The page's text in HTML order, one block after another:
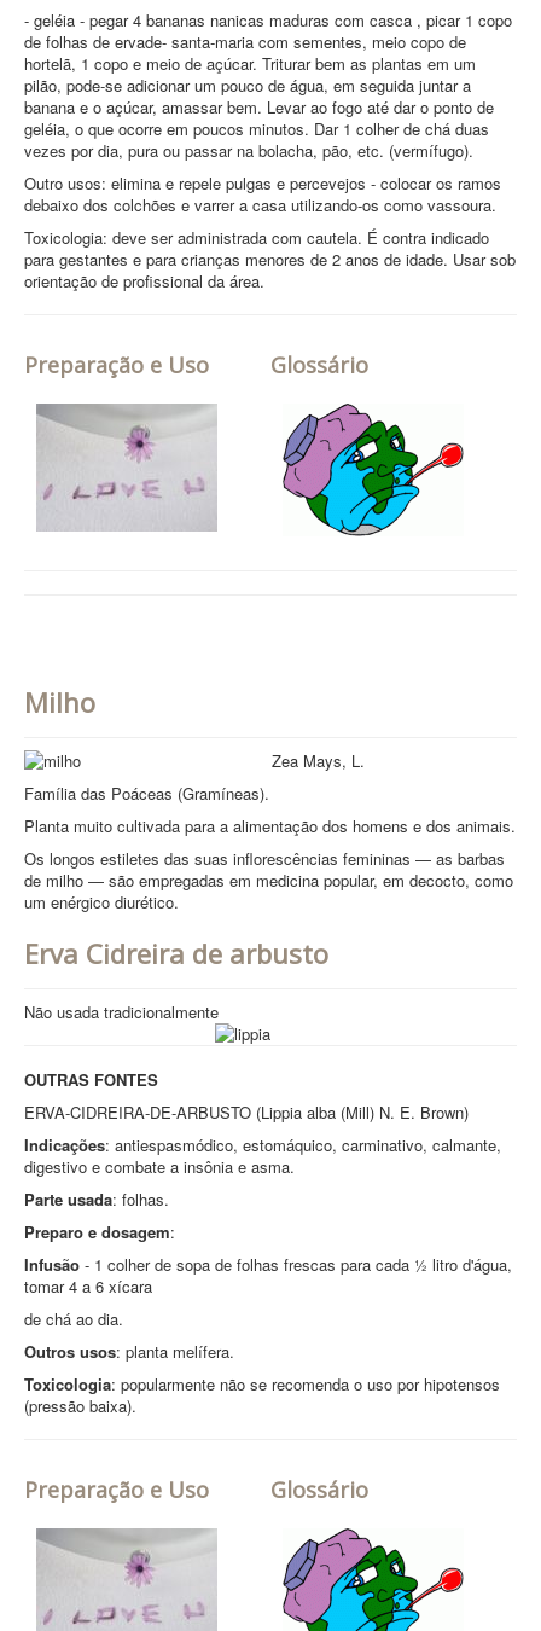
- geléia - pegar 4 bananas nanicas maduras com casca , picar 1 copo
de folhas de ervade- santa-maria com sementes, meio copo de
hortelã, 1 copo e meio de açúcar. Triturar bem as plantas em um
pilão, pode-se adicionar um pouco de água, em seguida juntar a
banana e o açúcar, amassar bem. Levar ao fogo até dar o ponto de
geléia, o que ocorre em poucos minutos. Dar 1 colher de chá duas
vezes por dia, pura ou passar na bolacha, pão, etc. (vermífugo).
Outro usos: elimina e repele pulgas e percevejos - colocar os ramos
debaixo dos colchões e varrer a casa utilizando-os como vassoura.
Toxicologia: deve ser administrada com cautela. É contra indicado
para gestantes e para crianças menores de 2 anos de idade. Usar sob
orientação de profissional da área.
Preparação e Uso Glossário
Milho
Zea Mays, L.
Família das Poáceas (Gramíneas).
Planta muito cultivada para a alimentação dos homens e dos animais.
Os longos estiletes das suas inflorescências femininas — as barbas
de milho — são empregadas em medicina popular, em decocto, como
um enérgico diurético.
Erva Cidreira de arbusto
Não usada tradicionalmente
OUTRAS FONTES
ERVA-CIDREIRA-DE-ARBUSTO (Lippia alba (Mill) N. E. Brown)
Indicações: antiespasmódico, estomáquico, carminativo, calmante,
digestivo e combate a insônia e asma.
Parte usada: folhas.
Preparo e dosagem:
Infusão - 1 colher de sopa de folhas frescas para cada ½ litro d'água,
tomar 4 a 6 xícara
de chá ao dia.
Outros usos: planta melífera.
Toxicologia: popularmente não se recomenda o uso por hipotensos
(pressão baixa).
Preparação e Uso Glossário